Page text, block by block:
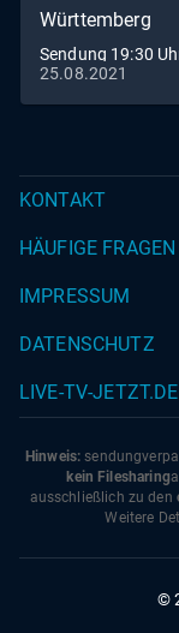
Württemberg
Sendung 19:30
25.8.2021
25.08.2021
KONTAKT
HÄUFIGE FRAGEN
IMPRESSUM
DATENSCHUTZ
LIVE-TV-JETZT.DE
Hinweis:
kein Filesharing
ausschließlich zu den
Weitere
©